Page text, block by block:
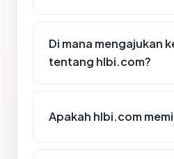
Di mana mengajukan
tentang hlbi.com?
Apakah hlbi.com